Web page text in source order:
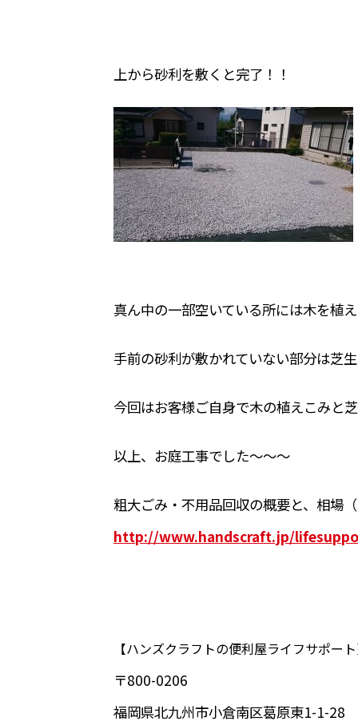
上から砂利を敷くと完了！！
真ん中の一部空いている所には木を植
手前の砂利が敷かれていない部分は芝
今回はお客様ご自身で木の植えこみと
以上、お庭工事でした～～～
粗大ごみ・不用品回収の概要と、相場
http://www.handscraft.jp/
【ハンズクラフトの便利屋ライフサポー
〒800-0206
福岡県北九州市小倉南区葛原東1-1-28